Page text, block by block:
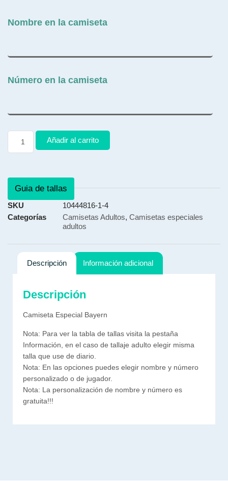
Nombre en la camiseta
Número en la camiseta
Añadir al carrito
Guia de tallas
SKU
10444816-1-4
Categorías
Camisetas Adultos, Camisetas especiales
adultos
Descripción Información adicional
Descripción
Camiseta Especial Bayern
Nota: Para ver la tabla de tallas visita la pestaña
Información, en el caso de tallaje adulto elegir misma
talla que use de diario.
Nota: En las opciones puedes elegir nombre y número
personalizado o de jugador.
Nota: La personalización de nombre y número es
gratuita!!!